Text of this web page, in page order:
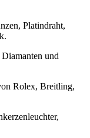
Platindraht,
und
Rolex, Breitling,